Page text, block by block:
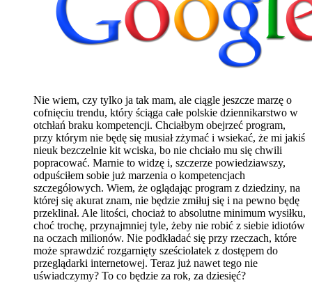
Nie wiem, czy tylko ja tak mam, ale ciągle jeszcze marzę o
cofnięciu trendu, który ściąga całe polskie dziennikarstwo w
otchłań braku kompetencji. Chciałbym obejrzeć program,
przy którym nie będę się musiał zżymać i wsiekać, że mi jakiś
nieuk bezczelnie kit wciska, bo nie chciało mu się chwili
popracować. Marnie to widzę i, szczerze powiedziawszy,
odpuściłem sobie już marzenia o kompetencjach
szczegółowych. Wiem, że oglądając program z dziedziny, na
której się akurat znam, nie będzie zmiłuj się i na pewno będę
przeklinał. Ale litości, chociaż to absolutne minimum wysiłku,
choć trochę, przynajmniej tyle, żeby nie robić z siebie idiotów
na oczach milionów. Nie podkładać się przy rzeczach, które
może sprawdzić rozgarnięty sześciolatek z dostępem do
przeglądarki internetowej. Teraz już nawet tego nie
uświadczymy? To co będzie za rok, za dziesięć?